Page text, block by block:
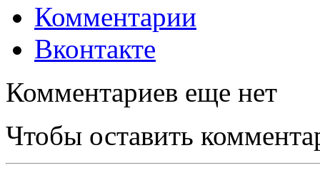
Комментарии
Вконтакте
Комментариев еще нет
Чтобы оставить